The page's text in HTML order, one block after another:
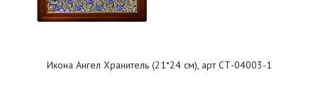
Икона Ангел Хранитель (21*24 см), арт СТ-04003-1